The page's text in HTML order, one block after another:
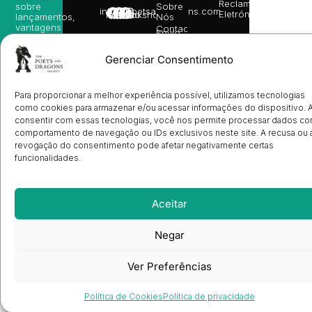
Gerenciar Consentimento
Para proporcionar a melhor experiência possível, utilizamos tecnologias
como cookies para armazenar e/ou acessar informações do dispositivo.
consentir com essas tecnologias, você nos permite processar dados
comportamento de navegação ou IDs exclusivos neste site. A recusa ou
revogação do consentimento pode afetar negativamente certas
funcionalidades.
Aceitar
Negar
Ver Preferências
Política de CookiesPolítica de privacidade
info@poetsandragons.com
Infantil
Adulto
Bookshop
Sobre
Nós
Contactos
Envio
Manuscritos
Candidatura
Registo
de
Livrarias
Reclamações
Eletrónico
sobre
lançamentos,
vantagens
exclusivas
e
avisos
diretamente
e-mail.
Subscrever